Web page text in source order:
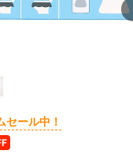
ール中！